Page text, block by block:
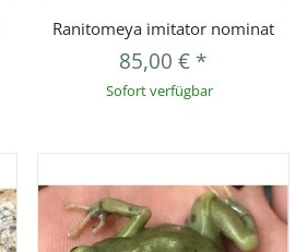
Vorschau
Ranitomeya imitator nominat
85,00 € *
Sofort verfügbar